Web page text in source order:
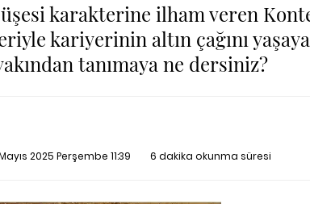
karakterine ilham veren
kariyerinin altın çağını
tanımaya ne dersiniz?
2025 Perşembe 11:39 6 dakika okunma süresi